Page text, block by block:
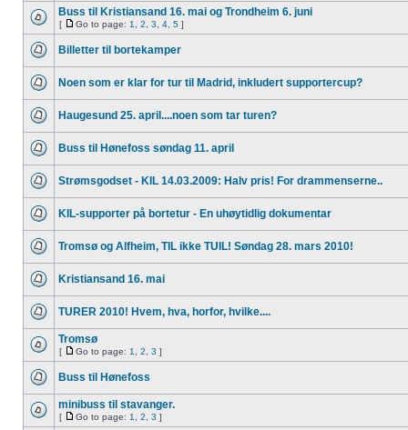
Buss til Kristiansand 16. mai og Trondheim 6. juni
[ Go to page: 1 2 3 4 5 ]
Billetter til bortekamper
Noen som er klar for tur til Madrid, inkludert supportercup?
Haugesund 25. april....noen som tar turen?
Buss til Hønefoss søndag 11. april
Strømsgodset - KIL 14.03.2009: Halv pris! For drammenserne..
KIL-supporter på bortetur - En uhøytidlig dokumentar
Tromsø og Alfheim, TIL ikke TUIL! Søndag 28. mars 2010!
Kristiansand 16. mai
TURER 2010! Hvem, hva, horfor, hvilke....
Tromsø
[ Go to page: 1 2 3 ]
Buss til Hønefoss
minibuss til stavanger.
[ Go to page: 1 2 3 ]